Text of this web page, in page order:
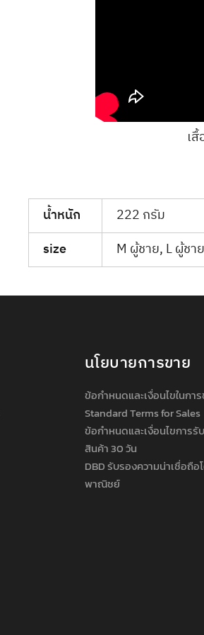
เ
น้ำหนัก
222 กรัม
size
M ผู้ชาย, L ผู้ช
นโยบายการขาย
ข้อกำหนดและเงื่อนไขในกา
Standard Terms for Sales
ข้อกำหนดและเงื่อนไขการ
สินค้า 30 วัน
DBD รับรองความน่าเชื่อถือ
พาณิชย์